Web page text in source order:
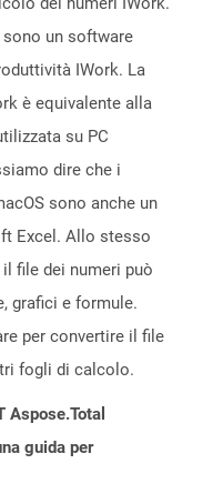
sono un software
IWork. La
è equivalente alla
su PC
dire che i
sono anche un
Excel. Allo stesso
file dei numeri può
grafici e formule.
per convertire il file
fogli di calcolo.
Aspose.Total
guida per